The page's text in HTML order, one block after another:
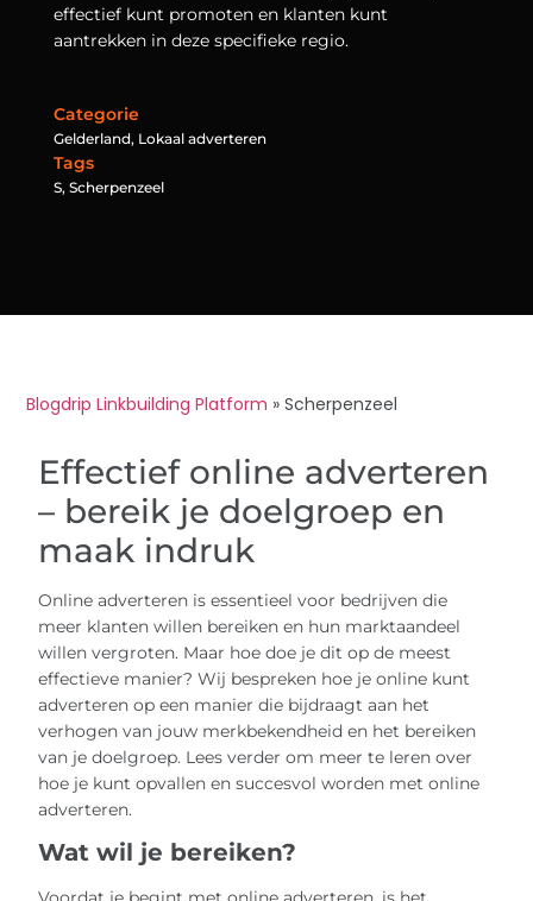
effectief kunt promoten en klanten kunt
aantrekken in deze specifieke regio.
Categorie
Gelderland, Lokaal adverteren
Tags
S, Scherpenzeel
Blogdrip Linkbuilding Platform »Scherpenzeel
Effectief online adverteren
– bereik je doelgroep en
maak indruk
Online adverteren is essentieel voor bedrijven die
meer klanten willen bereiken en hun marktaandeel
willen vergroten. Maar hoe doe je dit op de meest
effectieve manier? Wij bespreken hoe je online kunt
adverteren op een manier die bijdraagt aan het
verhogen van jouw merkbekendheid en het bereiken
van je doelgroep. Lees verder om meer te leren over
hoe je kunt opvallen en succesvol worden met online
adverteren.
Wat wil je bereiken?